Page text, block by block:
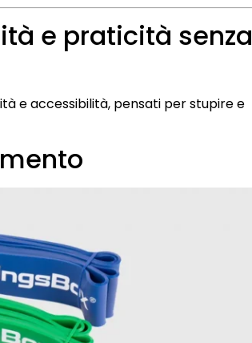
e praticità senza
e accessibilità, pensati per stupire e